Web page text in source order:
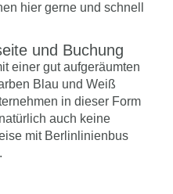
hier gerne und schnell
und Buchung
einer gut aufgeräumten
Blau und Weiß
in dieser Form
auch keine
mit Berlinlinienbus